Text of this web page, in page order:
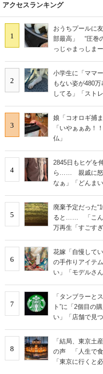
アクセスランキング
1
おうちプールに
部最高」 “圧巻
っじゃまっしま
2
小学生に「ママ
もない姿が480
してる」「スト
3
娘「コオロギ捕
「いやぁぁあ！
仏」
4
2845日もヒゲを
ら…… 親戚に怒
なぁ」「どんまい
5
廃棄予定だった
ると…… 「こん
万再生「すごすぎ
6
花嫁「自慢して
の手作りアイテ
い」「モデルさん
7
「タンブラーと
ト”に「2個目の
い」「店舗で見
8
「結局、東京土
の声 「人生で食
「東京に行くと